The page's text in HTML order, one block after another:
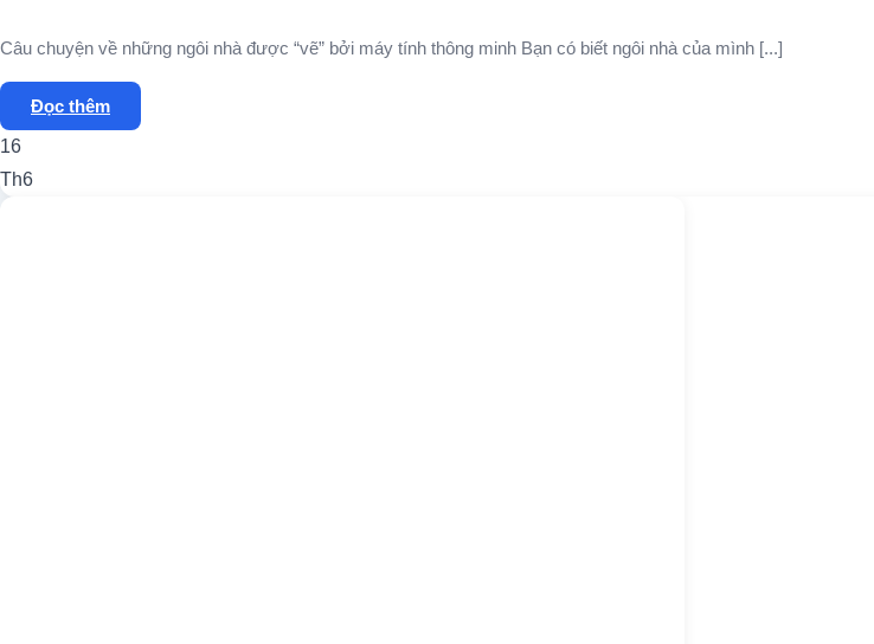
Câu chuyện về những ngôi nhà được “vẽ” bởi máy tính thông minh Bạn có biết ngôi nhà của mình [...]
Đọc thêm
16
Th6